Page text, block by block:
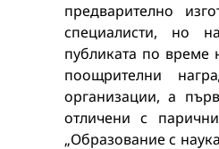
предварително
специалисти, но
публиката по време
поощрителни
организации, а
отличени с
„Образование с